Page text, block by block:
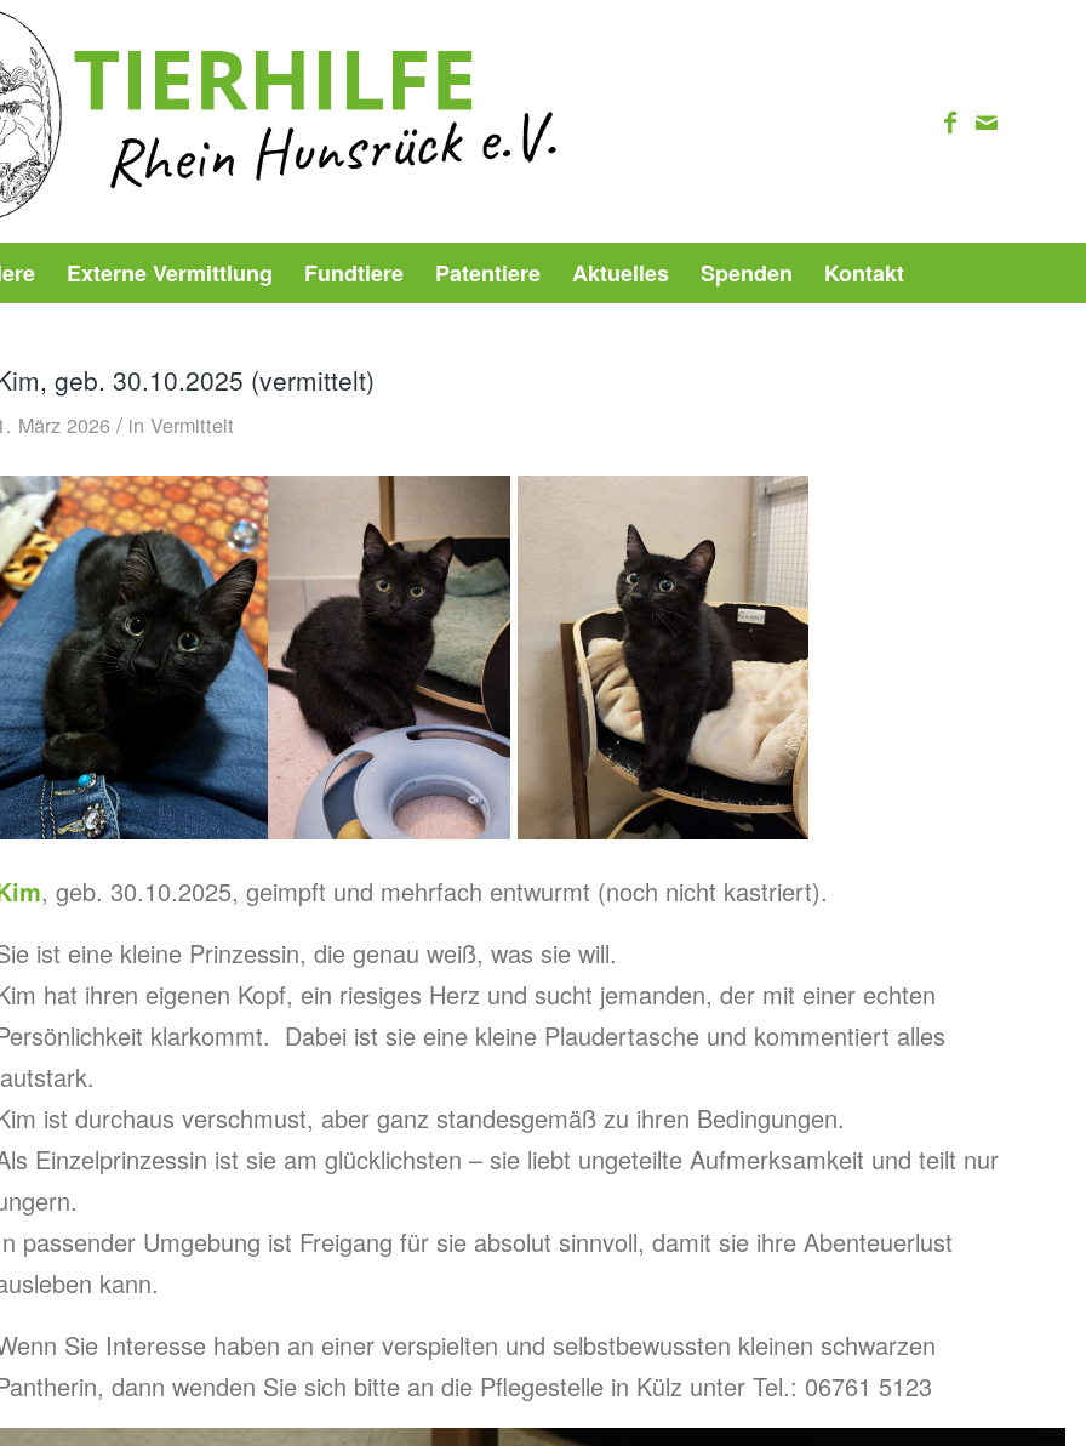
Externe Vermittlung Fundtiere Patentiere Aktuelles Spenden Kontakt
geb. 30.10.2025 (vermittelt)
März 2026 / in Vermittelt
, geb. 30.10.2025, geimpft und mehrfach entwurmt (noch nicht kastriert).
ist eine kleine Prinzessin, die genau weiß, was sie will.
hat ihren eigenen Kopf, ein riesiges Herz und sucht jemanden, der mit einer echten
klarkommt. Dabei ist sie eine kleine Plaudertasche und kommentiert alles
ist durchaus verschmust, aber ganz standesgemäß zu ihren Bedingungen.
Einzelprinzessin ist sie am glücklichsten – sie liebt ungeteilte Aufmerksamkeit und teilt nur
passender Umgebung ist Freigang für sie absolut sinnvoll, damit sie ihre Abenteuerlust
kann.
Sie Interesse haben an einer verspielten und selbstbewussten kleinen schwarzen
dann wenden Sie sich bitte an die Pflegestelle in Külz unter Tel.: 06761 5123